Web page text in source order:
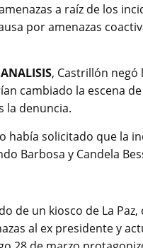
a raíz de los
por amenazas
ANALISIS, Castrillón negó
cambiado la escena
la denuncia.
había solicitado que la
Barbosa y Candela
de un kiosco de La
al ex presidente y